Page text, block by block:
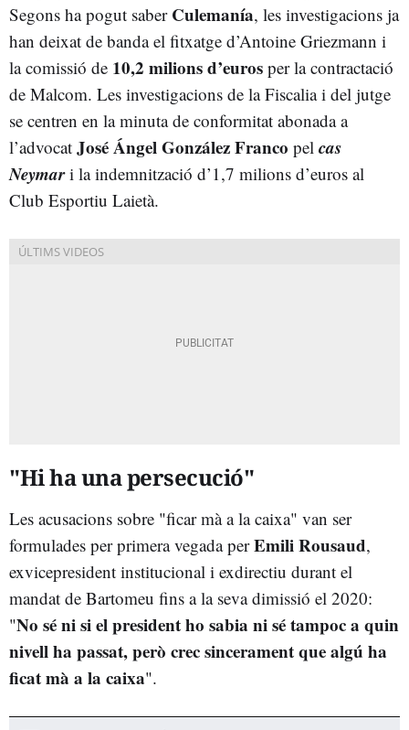
Segons ha pogut saber Culemanía, les investigacions ja
han deixat de banda el fitxatge d’Antoine Griezmann i
la comissió de 10,2 milions d’euros per la contractació
de Malcom. Les investigacions de la Fiscalia i del jutge
se centren en la minuta de conformitat abonada a
l’advocat José Ángel González Franco pel cas
Neymari la indemnització d’1,7 milions d’euros al
Club Esportiu Laietà.
"Hi ha una persecució"
Les acusacions sobre "ficar mà a la caixa" van ser
formulades per primera vegada perEmili Rousaud,
exvicepresident institucional i exdirectiu durant el
mandat de Bartomeu fins a la seva dimissió el 2020:
"No sé ni si el president ho sabia ni sé tampoc a quin
nivell ha passat, però crec sincerament que algú ha
ficat mà a la caixa".